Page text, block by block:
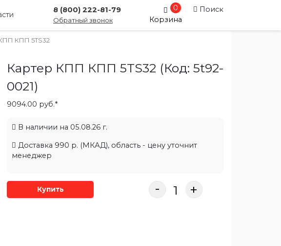
8 (800) 222-81-79
Обратный звонок
0
Корзина
Поиск
КПП 5TS32
Картер КПП КПП 5TS32 (Код: 5t92-
0021)
9094.00 руб.*
В наличии на 05.08.26 г.
Доставка 990 р. (МКАД), область - цену уточнит
менеджер
Купить - +